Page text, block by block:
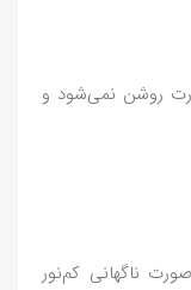
روشن نمی‌شود و
ناگهانی کم‌نور